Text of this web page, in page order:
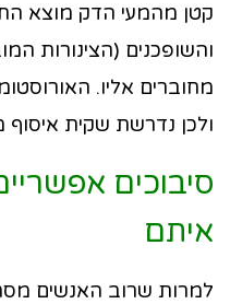
קטן מהמעי הדק מוצא
והשופכנים (הצינורות
מחוברים אליו.
ולכן נדרשת שקית איסוף
סיבוכים
איתם
למרות שרוב האנשים